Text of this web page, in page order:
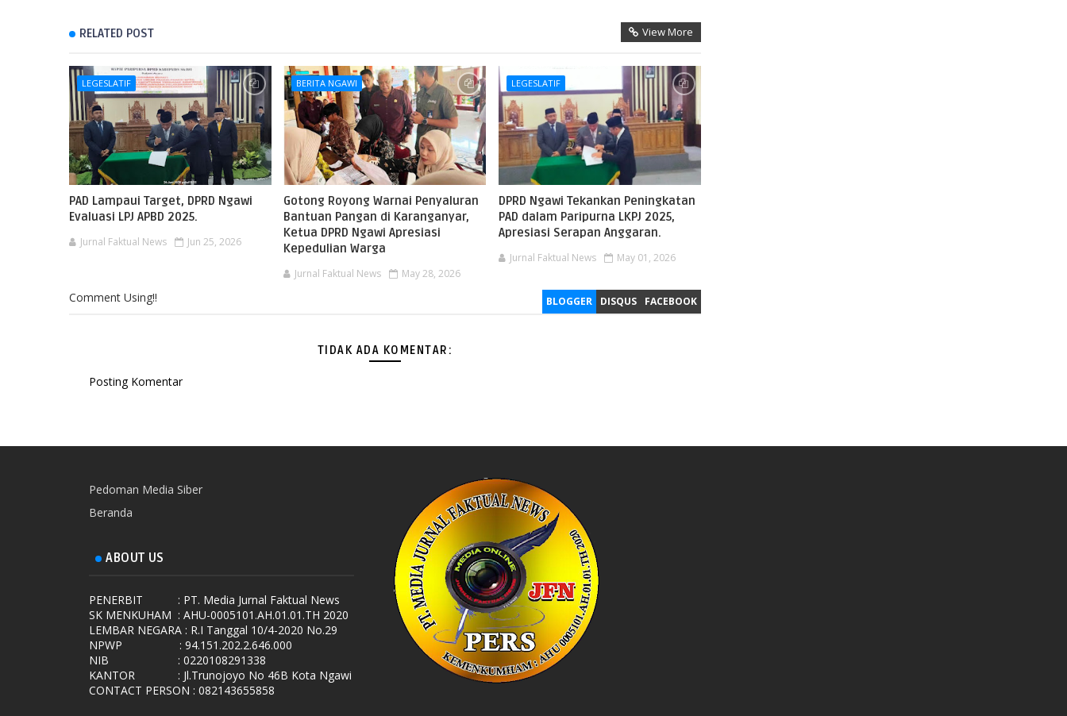
RELATED POST View More
LEGESLATIF
PAD Lampaui Target, DPRD Ngawi
Evaluasi LPJ APBD 2025.
Jurnal Faktual News Jun 25, 2026
BERITA NGAWI
Gotong Royong Warnai Penyaluran
Bantuan Pangan di Karanganyar,
Ketua DPRD Ngawi Apresiasi
Kepedulian Warga
Jurnal Faktual News May 28, 2026
LEGESLATIF
DPRD Ngawi Tekankan Peningkatan
PAD dalam Paripurna LKPJ 2025,
Apresiasi Serapan Anggaran.
Jurnal Faktual News May 01, 2026
BLOGGER DISQUS FACEBOOK
Comment Using!!
TIDAK ADA KOMENTAR:
Posting Komentar
Pedoman Media Siber
Beranda
ABOUT US
PENERBIT
: PT. Media Jurnal Faktual News
SK MENKUHAM : AHU-0005101.AH.01.01.TH 2020
LEMBAR NEGARA : R.I Tanggal 10/4-2020 No.29
NPWP
: 94.151.202.2.646.000
NIB
: 0220108291338
KANTOR
: Jl.Trunojoyo No 46B Kota Ngawi
CONTACT PERSON : 082143655858